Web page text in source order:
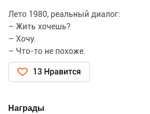
Лето 1980, реальный диалог:
– Жить хочешь?
– Хочу.
– Что-то не похоже.
13 Нравится
Награды